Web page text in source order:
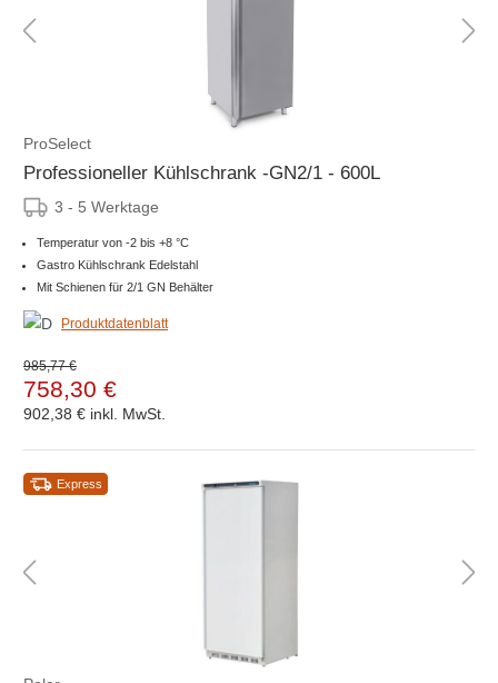
ProSelect
Professioneller Kühlschrank -GN2/1 - 600L
3 - 5 Werktage
Temperatur von -2 bis +8 °C
Gastro Kühlschrank Edelstahl
Mit Schienen für 2/1 GN Behälter
Produktdatenblatt
985,77 €
758,30 €
902,38 € inkl. MwSt.
Express